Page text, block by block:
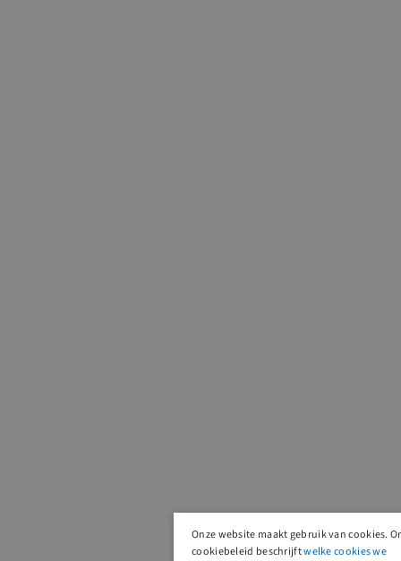
Onze website maakt gebruik van cookies.
cookiebeleid beschrijftwelke cookies we